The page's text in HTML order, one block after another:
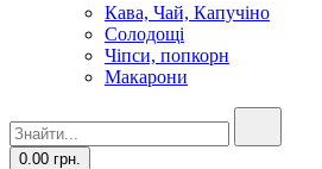
Кава, Чай, Капучіно
Солодощі
Чіпси, попкорн
Макарони
0.00 грн.